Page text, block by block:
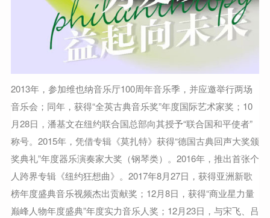
2013年，参加维也纳音乐厅100周年音乐季，并应邀举行两场
音乐会；同年，获得“全英古典音乐奖”年度国际艺术家奖；10
月28日，潘基文在纽约联合国总部向其授予“联合国和平使者”
称号。2015年，凭借专辑《莫扎特》获得“德国古典回声大奖颁
奖典礼”年度器乐演奏家大奖（钢琴类）。2016年，推出首张个
人跨界专辑《纽约狂想曲》。2017年8月27日，获得亚洲新歌
榜年度盛典音乐视频杰出贡献奖；12月8日，获得“商业星力量
巅峰人物年度盛典”年度实力音乐人奖；12月23日，与宋飞、吕